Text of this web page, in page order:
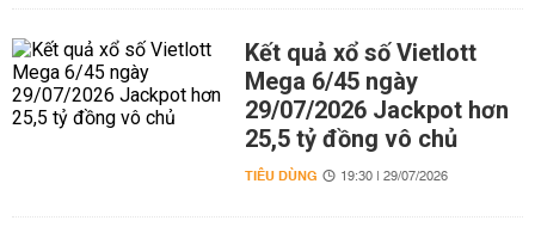
Kết quả xổ số Vietlott
Mega 6/45 ngày
29/07/2026 Jackpot hơn
25,5 tỷ đồng vô chủ
TIÊU DÙNG 19:30 | 29/07/2026